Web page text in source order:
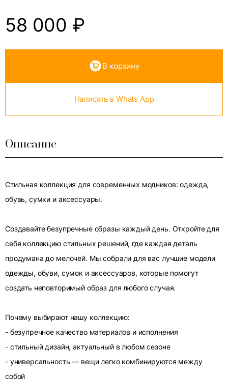
58 000 ₽
В корзину
Написать в Whats App
Описание
Стильная коллекция для современных модников: одежда,
обувь, сумки и аксессуары.
Создавайте безупречные образы каждый день. Откройте для
себя коллекцию стильных решений, где каждая деталь
продумана до мелочей. Мы собрали для вас лучшие модели
одежды, обуви, сумок и аксессуаров, которые помогут
создать неповторимый образ для любого случая.
Почему выбирают нашу коллекцию:
- безупречное качество материалов и исполнения
- стильный дизайн, актуальный в любом сезоне
- универсальность — вещи легко комбинируются между
собой